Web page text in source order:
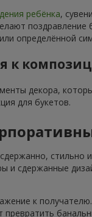
ребёнка,
поздравление
определённой
к
декора,
для букетов.
сдержанные
к